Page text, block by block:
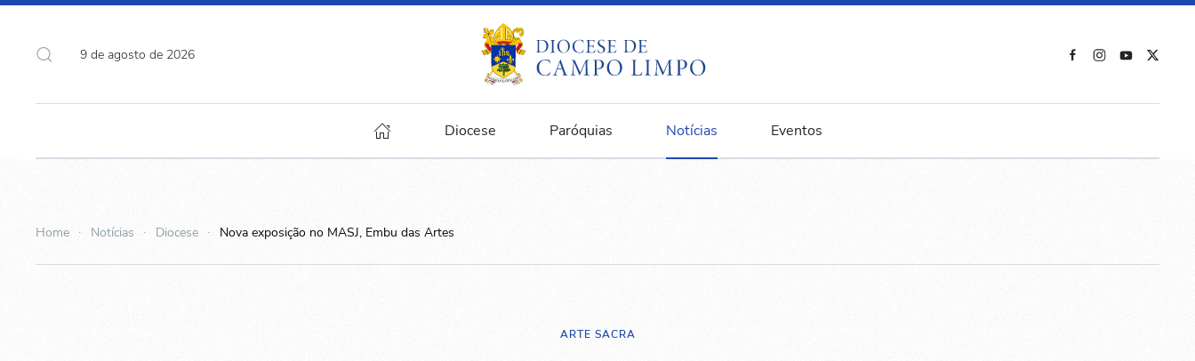
9 de agosto de 2026
Diocese Paróquias Notícias Eventos
Home Notícias Diocese Nova exposição no MASJ, Embu das Artes
ARTE SACRA